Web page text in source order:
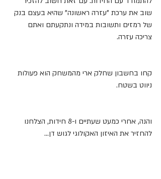
שוב את ערכת "עזרה ראשונה" שהיא בעצם בנק
של רמזים ותשובות במידה ונתקעתם ואתם
צריכה עזרה.
קחו בחשבון שחלק ארי מהמשחק הוא פעולות
ניווט בשטח.
והנה, אחרי כמעט שעתיים ו-8 חידות, הצלחנו
להחזיר את האיזון האקולוגי לגוש דן...